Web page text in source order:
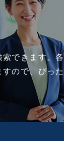
できます。
ので、ぴっ